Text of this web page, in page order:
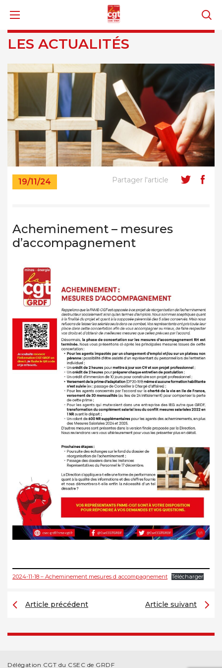
LES ACTUALITÉS
19/11/24 Partager l'article
Acheminement – mesures
d’accompagnement
2024-11-18 – Acheminement mesures d accompagnement Télécharger
Article précédent Article suivant
Délégation CGT du CSEC de GRDF